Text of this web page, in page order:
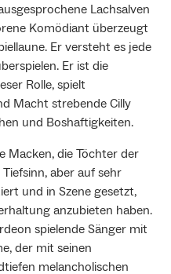
Lachsalven
Komödiant überzeugt
Er versteht es jede
Er ist die
Rolle, spielt
Macht strebende Cilly
und Boshaftigkeiten.
Macken, die Töchter der
aber auf sehr
und in Szene gesetzt,
anzubieten haben.
spielende Sänger mit
der mit seinen
melancholischen